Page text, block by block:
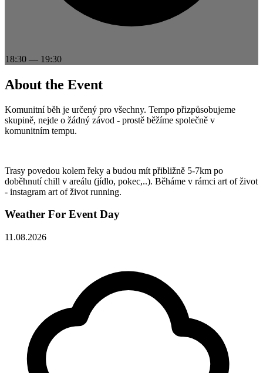
18:30 — 19:30
About the Event
Komunitní běh je určený pro všechny. Tempo přizpůsobujeme
skupině, nejde o žádný závod - prostě běžíme společně v
komunitním tempu.
Trasy povedou kolem řeky a budou mít přibližně 5-7km po
doběhnutí chill v areálu (jídlo, pokec,..). Běháme v rámci art of život
- instagram art of život running.
Weather For Event Day
11.08.2026